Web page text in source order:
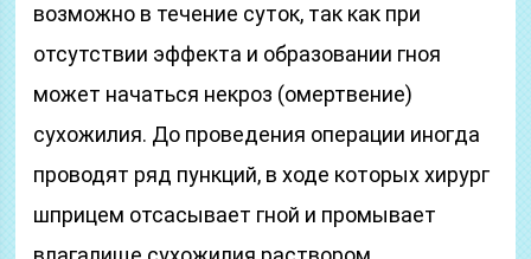
возможно в течение суток, так как при
отсутствии эффекта и образовании гноя
может начаться некроз (омертвение)
сухожилия. До проведения операции иногда
проводят ряд пункций, в ходе которых хирург
шприцем отсасывает гной и промывает